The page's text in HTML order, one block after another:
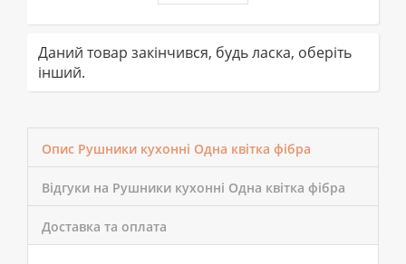
Даний товар закінчився, будь ласка, оберіть
інший.
Опис Рушники кухонні Одна квітка фібра
Відгуки на Рушники кухонні Одна квітка фібра
Доставка та оплата